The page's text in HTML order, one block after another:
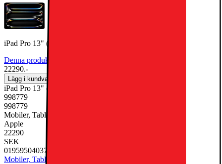
iPad Pro 13" (M5) 256GB WiFi +5G (Space Black)
Denna produkt har blivit bedömd som 5 av 5 möjliga stjärnor.
22290.-
Lägg i kundvagn
iPad Pro 13" (M5) 256GB WiFi +5G (Space Black)
998779
998779
Mobiler, Tablets & Smartklockor, Surfplatta
Apple
22290
SEK
0195950403770
Mobiler, Tablets & Smartklockor